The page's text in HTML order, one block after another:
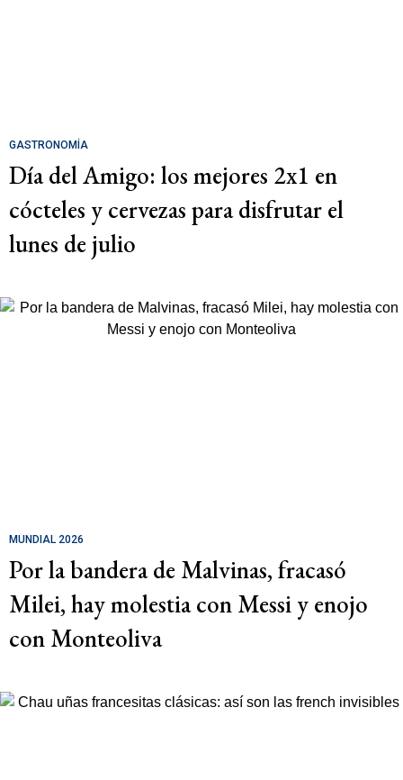
GASTRONOMÍA
Día del Amigo: los mejores 2x1 en
cócteles y cervezas para disfrutar el
lunes de julio
MUNDIAL 2026
Por la bandera de Malvinas, fracasó
Milei, hay molestia con Messi y enojo
con Monteoliva